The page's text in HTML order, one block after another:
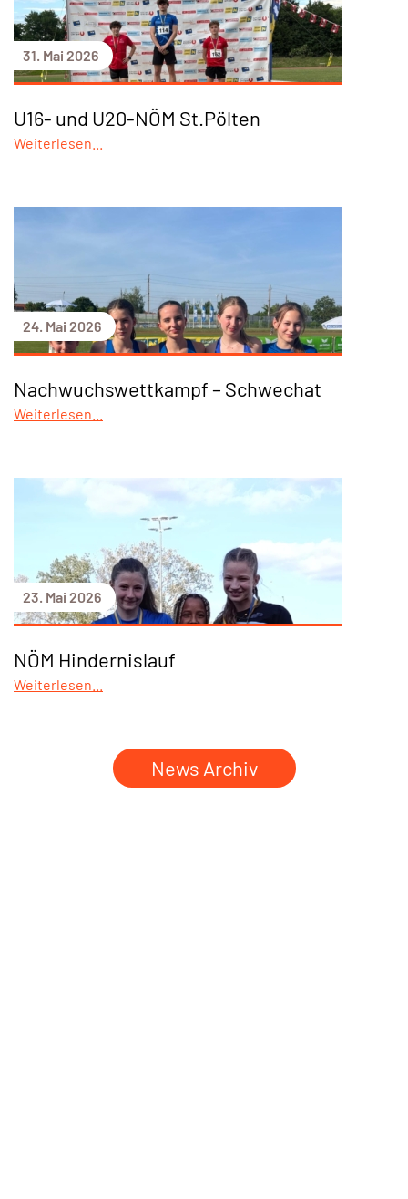
31. Mai 2026
U16- und U20-NÖM St.Pölten
Weiterlesen...
24. Mai 2026
Nachwuchswettkampf – Schwechat
Weiterlesen...
23. Mai 2026
NÖM Hindernislauf
Weiterlesen...
News Archiv